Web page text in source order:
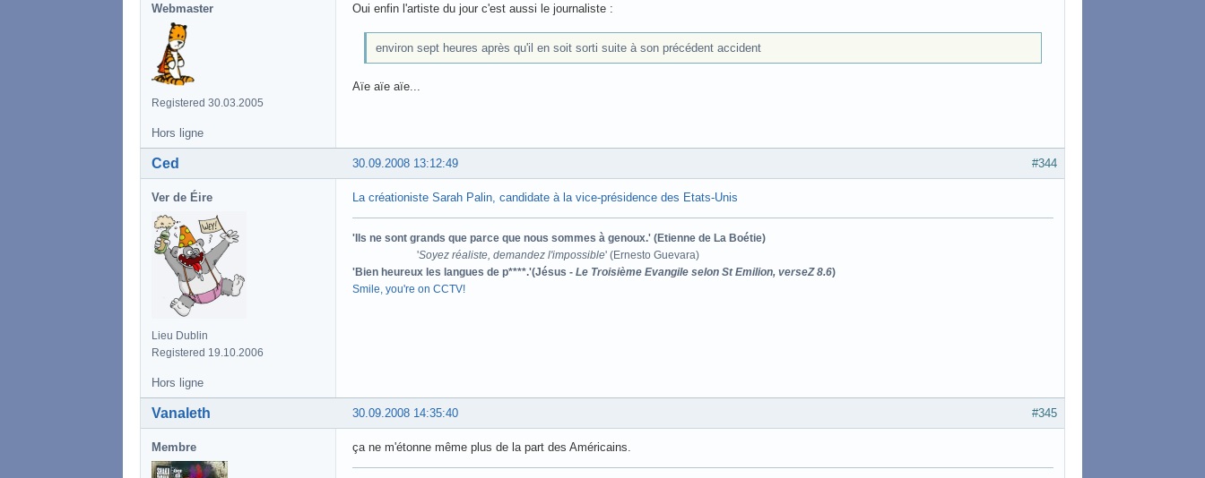
Webmaster
Registered 30.03.2005
Oui enfin l'artiste du jour c'est aussi le journaliste :
environ sept heures après qu'il en soit sorti suite à son précédent accident
Aïe aïe aïe...
Hors ligne
#344
30.09.2008 13:12:49
Ced
Ver de Éire
Lieu Dublin
Registered 19.10.2006
La créationiste Sarah Palin, candidate à la vice-présidence des Etats-Unis
'Ils ne sont grands que parce que nous sommes à genoux.' (Etienne de La Boétie)
'Soyez réaliste, demandez l'impossible' (Ernesto Guevara)
'Bien heureux les langues de p****.'(Jésus - Le Troisième Evangile selon St Emilion, verseZ 8.6)
Smile, you're on CCTV!
Hors ligne
#345
30.09.2008 14:35:40
Vanaleth
Membre ça ne m'étonne même plus de la part des Américains.